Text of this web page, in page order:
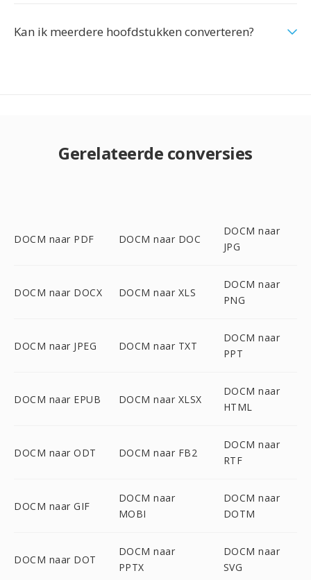
Kan ik meerdere hoofdstukken converteren?
Gerelateerde conversies
DOCM naar PDF DOCM naar DOC
DOCM naar
JPG
DOCM naar DOCX DOCM naar XLS
DOCM naar
PNG
DOCM naar JPEG DOCM naar TXT
DOCM naar
PPT
DOCM naar EPUB DOCM naar XLSX
DOCM naar
HTML
DOCM naar ODT DOCM naar FB2
DOCM naar
RTF
DOCM naar GIF
DOCM naar
MOBI
DOCM naar
DOTM
DOCM naar DOT
DOCM naar
PPTX
DOCM naar
SVG